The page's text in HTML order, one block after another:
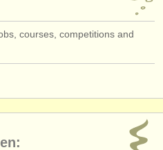
courses, competitions and